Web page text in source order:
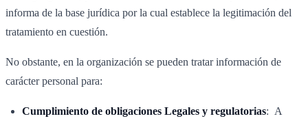
informa de la base jurídica por la cual establece la legitimación del
tratamiento en cuestión.
No obstante, en la organización se pueden tratar información de
carácter personal para:
Cumplimiento de obligaciones Legales y regulatorias: A